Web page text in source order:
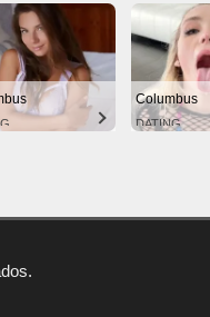
Columbus
DATING